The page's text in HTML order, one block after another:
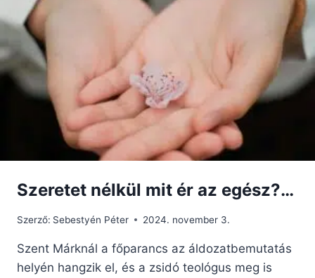
PÁL
PÁPÁT
ÉRTÉK
MCCARRICK
ÜGY
KAPCSÁN
Szeretet nélkül mit ér az egész?…
Szerző: Sebestyén Péter 2024. november 3.
Szent Márknál a főparancs az áldozatbemutatás
helyén hangzik el, és a zsidó teológus meg is